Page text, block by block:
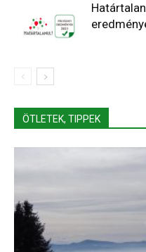
ÖTLETEK, TIPPEK